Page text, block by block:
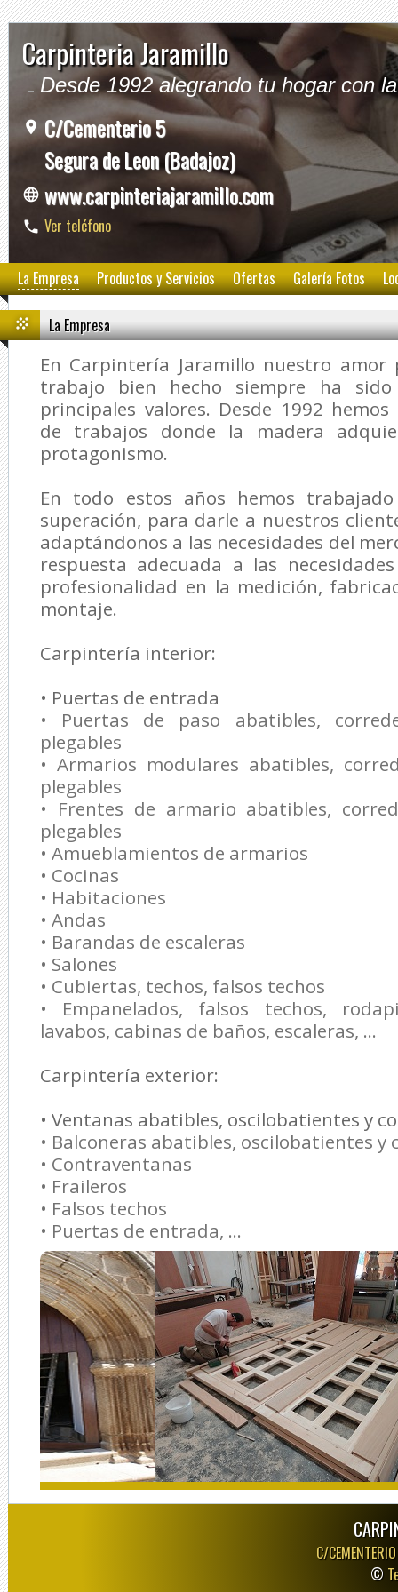
Carpinteria Jaramillo
Desde 1992 alegrando tu hogar con
C/Cementerio 5
Segura de Leon (Badajoz)
www.carpinteriajaramillo.com
Ver teléfono
La Empresa Productos y Servicios Ofertas Galería Fotos
La Empresa
En Carpintería Jaramillo nuestro
trabajo bien hecho siempre ha
principales valores. Desde 1992
de trabajos donde la madera
protagonismo.
En todo estos años hemos
superación, para darle a nuestros
adaptándonos a las necesidades del
respuesta adecuada a las
profesionalidad en la medición,
montaje.
Carpintería interior:
• Puertas de entrada
• Puertas de paso abatibles,
plegables
• Armarios modulares abatibles,
plegables
• Frentes de armario abatibles,
plegables
• Amueblamientos de armarios
• Cocinas
• Habitaciones
• Andas
• Barandas de escaleras
• Salones
• Cubiertas, techos, falsos techos
• Empanelados, falsos techos,
lavabos, cabinas de baños, escaleras, ...
Carpintería exterior:
• Ventanas abatibles, oscilobatientes y
• Balconeras abatibles, oscilobatientes y
• Contraventanas
• Fraileros
• Falsos techos
• Puertas de entrada, ...
C/
©